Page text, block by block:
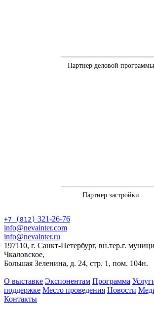
Партнер деловой программы
Партнер застройки
+7 (812) 321-26-76
info@nevainter.com
info@nevainter.ru
197110, г. Санкт-Петербург, вн.тер.г.
Чкаловское,
Большая Зеленина, д. 24, стр. 1, пом. 104н.
О выставке Экспонентам Программа
поддержке Место проведения Новости
Контакты